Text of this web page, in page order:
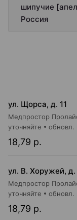
шипучие
Россия
ул. Щорса, д. 11
18,79 р.
уточняйте обновл.
ул. В. Хоружей, д.
18,79 р.
уточняйте обновл.